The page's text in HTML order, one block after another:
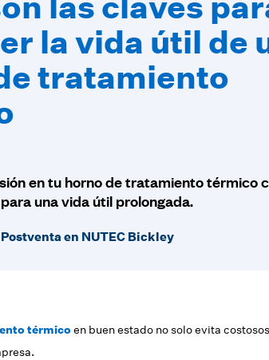
la vida útil de
tratamiento
en tu horno de tratamiento térmico
una vida útil prolongada.
en NUTEC Bickley
térmicoen buen estado no solo evita